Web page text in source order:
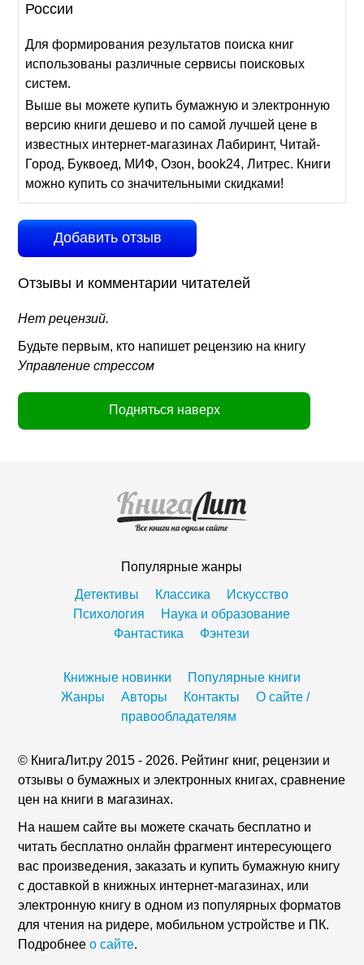
России
Для формирования результатов поиска книг
использованы различные сервисы поисковых
систем.
Выше вы можете купить бумажную и электронную
версию книги дешево и по самой лучшей цене в
известных интернет-магазинах Лабиринт, Читай-
Город, Буквоед, МИФ, Озон, book24, Литрес. Книги
можно купить со значительными скидками!
Добавить отзыв
Отзывы и комментарии читателей
Нет рецензий.
Будьте первым, кто напишет рецензию на книгу
Управление стрессом
Подняться наверх
Популярные жанры
Детективы
Классика
Искусство
Психология
Наука и образование
Фантастика
Фэнтези
Книжные новинки
Популярные книги
Жанры
Авторы Контакты
О сайте /
правообладателям
© КнигаЛит.ру 2015 - 2026. Рейтинг книг, рецензии и
отзывы о бумажных и электронных книгах, сравнение
цен на книги в магазинах.
На нашем сайте вы можете скачать бесплатно и
читать бесплатно онлайн фрагмент интересующего
вас произведения, заказать и купить бумажную книгу
с доставкой в книжных интернет-магазинах, или
электронную книгу в одном из популярных форматов
для чтения на ридере, мобильном устройстве и ПК.
Подробнеео сайте.